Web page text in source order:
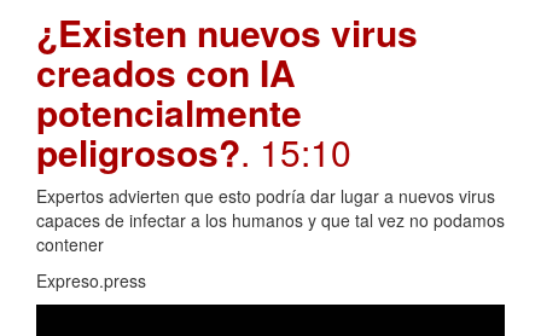
¿Existen nuevos virus
creados con IA
potencialmente
peligrosos?. 15:10
Expertos advierten que esto podría dar lugar a nuevos virus
capaces de infectar a los humanos y que tal vez no podamos
contener
Expreso.press